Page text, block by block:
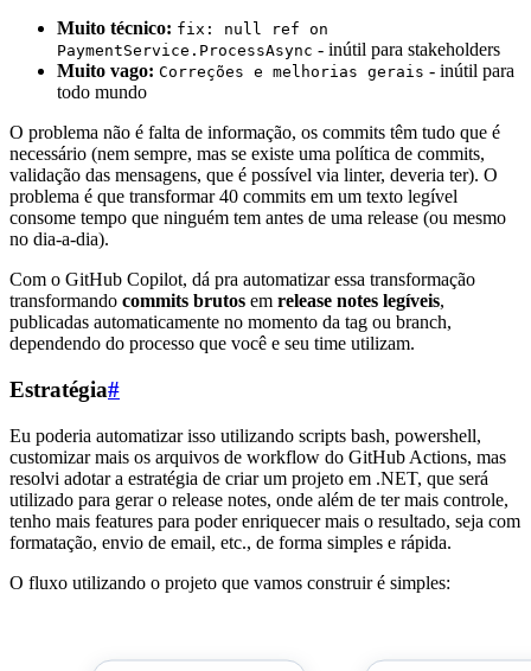
Muito técnico: fix: null ref on
PaymentService.ProcessAsync - inútil para stakeholders
Muito vago: Correções e melhorias gerais - inútil para
todo mundo
O problema não é falta de informação, os commits têm tudo que é
necessário (nem sempre, mas se existe uma política de commits,
validação das mensagens, que é possível via linter, deveria ter). O
problema é que transformar 40 commits em um texto legível
consome tempo que ninguém tem antes de uma release (ou mesmo
no dia-a-dia).
Com o GitHub Copilot, dá pra automatizar essa transformação
transformando commits brutos em release notes legíveis,
publicadas automaticamente no momento da tag ou branch,
dependendo do processo que você e seu time utilizam.
Estratégia#
Eu poderia automatizar isso utilizando scripts bash, powershell,
customizar mais os arquivos de workflow do GitHub Actions, mas
resolvi adotar a estratégia de criar um projeto em .NET, que será
utilizado para gerar o release notes, onde além de ter mais controle,
tenho mais features para poder enriquecer mais o resultado, seja com
formatação, envio de email, etc., de forma simples e rápida.
O fluxo utilizando o projeto que vamos construir é simples: